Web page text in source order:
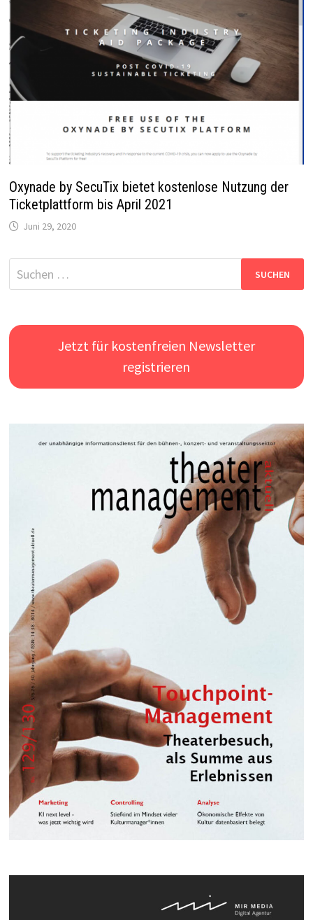
Oxynade by SecuTix bietet kostenlose Nutzung der
Ticketplattform bis April 2021
Juni 29, 2020
Suchen
nach:
Jetzt für kostenfreien Newsletter
registrieren